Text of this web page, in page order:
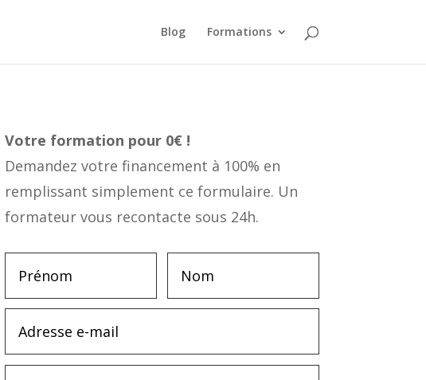
Blog Formations
Votre formation pour 0€ !
Demandez votre financement à 100% en
remplissant simplement ce formulaire. Un
formateur vous recontacte sous 24h.